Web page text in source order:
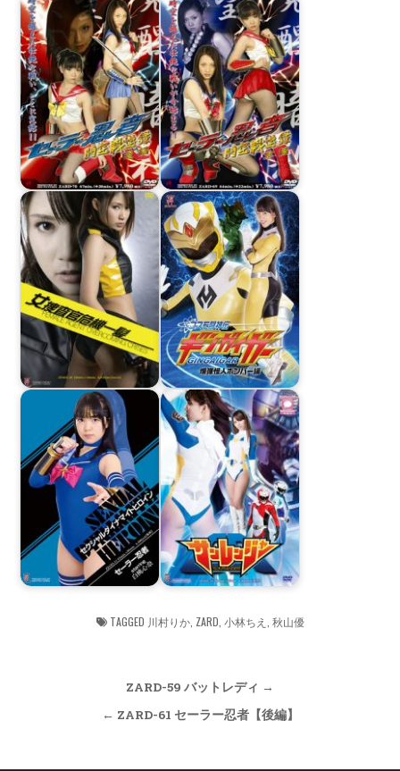
TAGGED 川村りか, ZARD 小林ちえ 秋山優
navigation
ZARD-59 バットレディ →
← ZARD-61 セーラー忍者【後編】